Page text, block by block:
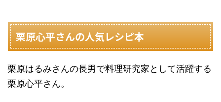
栗原心平さんの人気レシピ本
栗原はるみさんの長男で料理研究家として活躍する
栗原心平さん。